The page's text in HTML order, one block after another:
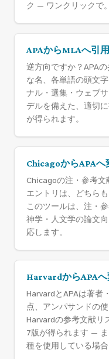
ク — ワンクリックで。
APAからMLAへ引
逆方向ですか？APA
な名、各単語の頭文
ナル・選集・ウェブ
デルを備えた、適切
が得られます。
ChicagoからAPAへ
Chicagoの注・参考
エントリは、どちら
このツールは、注・
神学・人文学の論文
応します。
HarvardからAPA
HarvardとAPAは著者
点、アンパサンドの
Harvardの参考文献リ
7版が得られます —
種を使用している場